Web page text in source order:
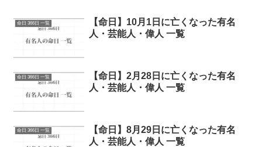
命日 366日 一覧
【命日】10月1日に亡くなった有名
人・芸能人・偉人 一覧
命日 366日 一覧
【命日】2月28日に亡くなった有名
人・芸能人・偉人 一覧
命日 366日 一覧
【命日】8月29日に亡くなった有名
人・芸能人・偉人 一覧